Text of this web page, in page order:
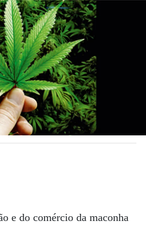
e do comércio da maconha